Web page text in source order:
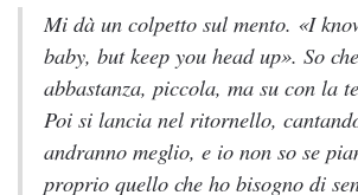
DELLA
VERITÀ”
DI
ANGIE
THOMAS
Mi dà un colpetto sul mento. «I
baby, but keep you head up».So
abbastanza, piccola, ma su con la
Poi si lancia nel ritornello,
andranno meglio, e io non so se
proprio quello che ho bisogno di